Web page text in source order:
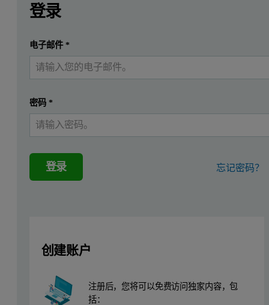
提交 我已经有一个帐户
登录
电子邮件*
密码 *
登录 忘记密码？
创建账户
注册后，您将可以免费访问独家内容，包
括：